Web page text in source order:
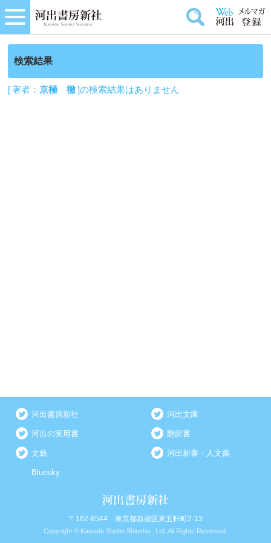
検索結果
[ 著者：京極 徹]の検索結果はありません
河出書房新社 河出文庫
河出の実用書 翻訳書
文藝 河出新書・人文書
Bluesky
〒162-8544 東京都新宿区東五軒町2-13
Copyright © Kawade Shobo Shinsha., Ltd. All Rights Reserved.